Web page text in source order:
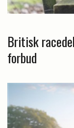
Britisk
forbud